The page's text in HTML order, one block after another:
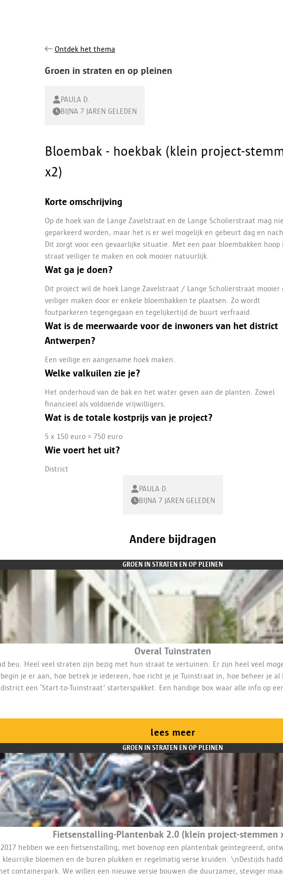
Ontdek het thema
Groen in straten en op pleinen
PAULA D.
BIJNA 7 JAREN GELEDEN
Bloembak - hoekbak (klein project-
x2)
Korte omschrijving
Op de hoek van de Lange Zavelstraat en de Lange Scholierstraat mag
geparkeerd worden, maar het is er wel mogelijk en gebeurt dag en
Dit zorgt voor een gevaarlijke situatie. Met een paar bloembakken hoop
straat veiliger te maken en ook mooier natuurlijk.
Wat ga je doen?
Dit project wil de hoek Lange Zavelstraat / Lange Scholierstraat mooier
veiliger maken door er enkele bloembakken te plaatsen. Zo wordt
foutparkeren tegengegaan en tegelijkertijd de buurt verfraaid.
Wat is de meerwaarde voor de inwoners van het district
Antwerpen?
Een veilige en aangename hoek maken.
Welke valkuilen zie je?
Het onderhoud van de bak en het water geven aan de planten. Zowel
financieel als voldoende vrijwilligers.
Wat is de totale kostprijs van je project?
5 x 150 euro = 750 euro
Wie voert het uit?
District
PAULA D.
BIJNA 7 JAREN GELEDEN
Andere bijdragen
GROEN IN STRATEN EN OP PLEINEN
Overal Tuinstraten
beu. Heel veel straten zijn bezig met hun straat te vertuinen. Er zijn heel veel
je er aan, hoe betrek je iedereen, hoe richt je je Tuinstraat in, hoe beheer je
een ‘Start-to-Tuinstraat' starterspakket. Een handige box waar alle info op
lees meer
GROEN IN STRATEN EN OP PLEINEN
Fietsenstalling-Plantenbak 2.0 (klein project-stemmen
ontworpen en gebouwd. Tot op vandaag wordt deze onderhouden door
en maakten we gebruik van